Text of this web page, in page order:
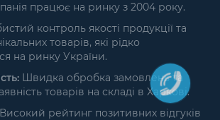
працює на ринку з 2004 року.
контроль якості продукції та
товарів, які рідко
на ринку України.
Швидка обробка замовлень та
товарів на складі в Харкові.
Високий рейтинг позитивних відгуків